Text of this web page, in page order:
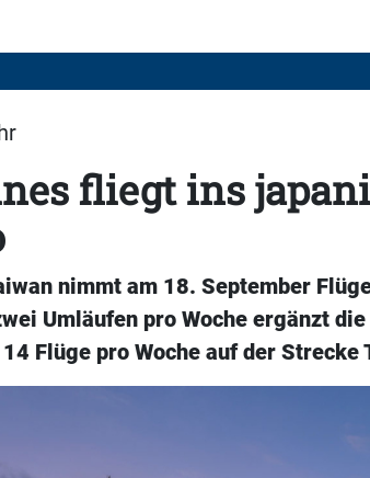
fliegt ins
nimmt am 18. September
Umläufen pro Woche ergänzt
Flüge pro Woche auf der Strecke